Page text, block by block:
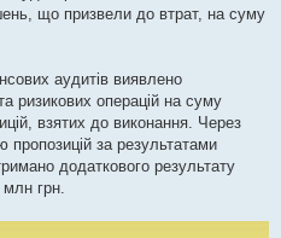
що призвели до втрат, на суму
аудитів виявлено
ризикових операцій на суму
взятих до виконання. Через
пропозицій за результатами
додаткового результату
грн.